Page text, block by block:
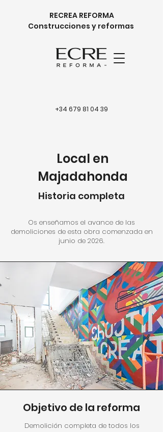
+34 679 81 04 39
RECREA REFORMA
Construcciones y reformas
Local en
Majadahonda
Historia completa
Os enseñamos el avance de las
demoliciones de esta obra comenzada en
junio de 2026.
Objetivo de la reforma
Demolición completa de todos los